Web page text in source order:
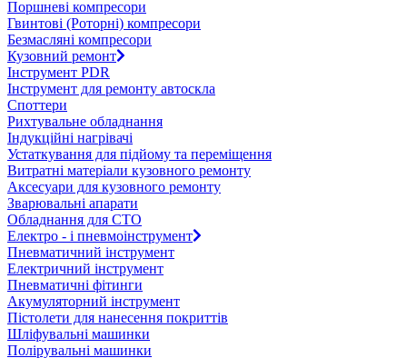
Поршневі компресори
Гвинтові (Роторні) компресори
Безмасляні компресори
Кузовний ремонт
Інструмент PDR
Інструмент для ремонту автоскла
Споттери
Рихтувальне обладнання
Індукційні нагрівачі
Устаткування для підйому та переміщення
Витратні матеріали кузовного ремонту
Аксесуари для кузовного ремонту
Зварювальні апарати
Обладнання для СТО
Електро - і пневмоінструмент
Пневматичний інструмент
Електричний інструмент
Пневматичні фітинги
Акумуляторний інструмент
Пістолети для нанесення покриттів
Шліфувальні машинки
Полірувальні машинки